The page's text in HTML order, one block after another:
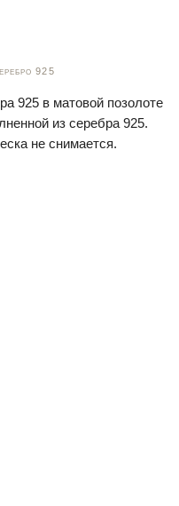
925
925 в матовой позолоте
из серебра 925.
не снимается.